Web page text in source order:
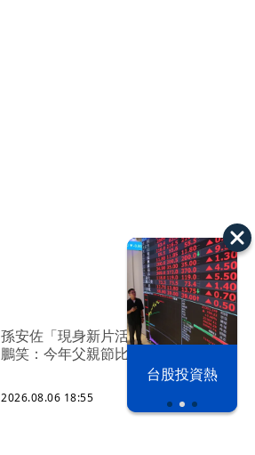
以色列 穹頂
台股投資熱
孫安佐「現身新片活動」挺爸！ 孫
鵬笑：今年父親節比去年輕鬆
2026.08.06 18:55